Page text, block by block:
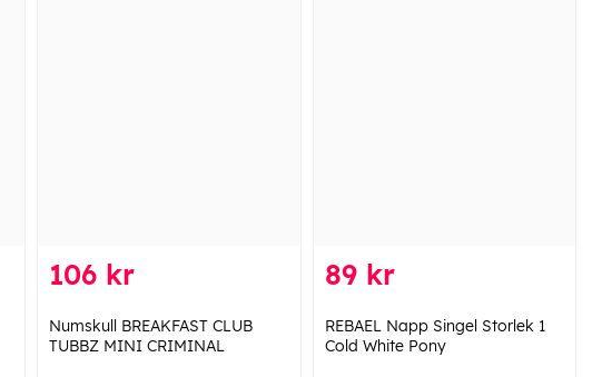
106 kr
Numskull BREAKFAST CLUB
TUBBZ MINI CRIMINAL
89 kr
REBAEL Napp Singel Storlek 1
Cold White Pony